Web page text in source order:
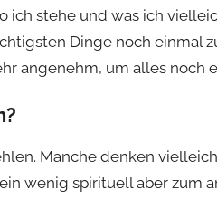
ich stehe und was ich
Dinge noch einmal
angenehm, um alles noch
Manche denken
wenig spirituell aber zum